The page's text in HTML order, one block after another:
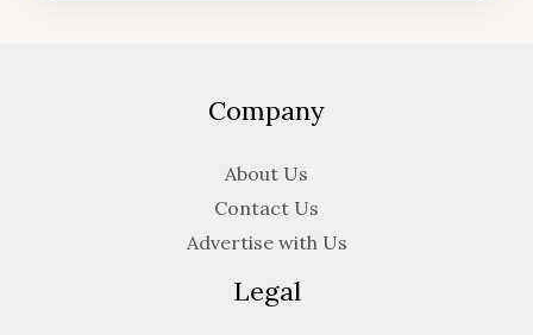
Company
About Us
Contact Us
Advertise with Us
Legal